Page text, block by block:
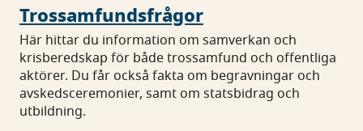
Trossamfundsfrågor
Här hittar du information om samverkan och
krisberedskap för både trossamfund och offentliga
aktörer. Du får också fakta om begravningar och
avskedsceremonier, samt om statsbidrag och
utbildning.